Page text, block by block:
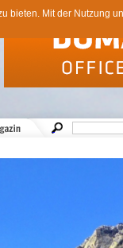
Mit der Nutzung